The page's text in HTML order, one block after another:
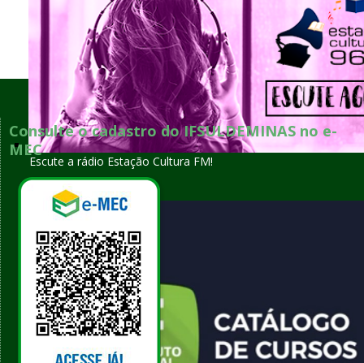
Escute a rádio Estação Cultura FM!
Voltar para o topo
Consulte o cadastro do IFSULDEMINAS no e-
MEC